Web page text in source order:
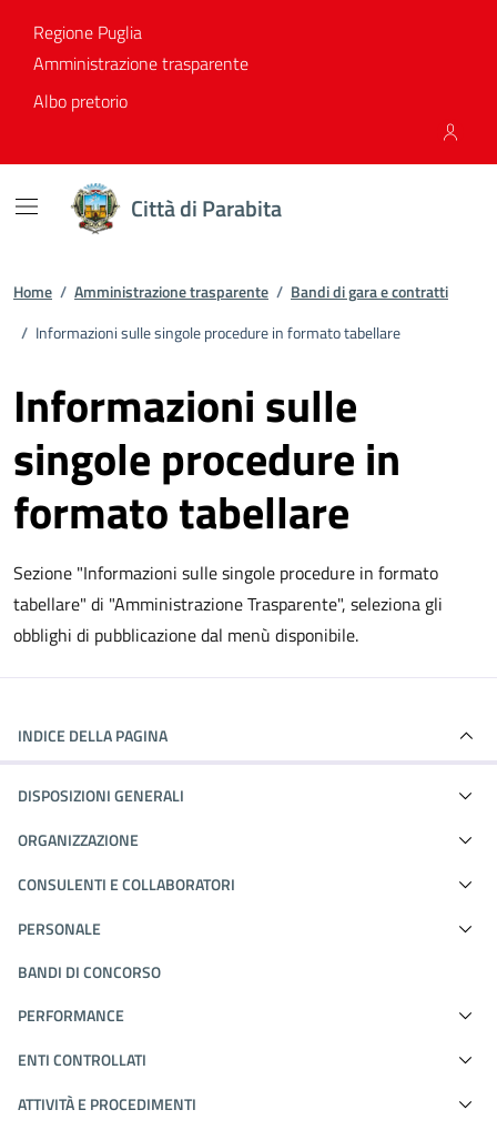
Regione Puglia
Amministrazione trasparente
Albo pretorio
Città di Parabita
Home / Amministrazione trasparente / Bandi di gara e contratti
/ Informazioni sulle singole procedure in formato tabellare
Informazioni sulle
singole procedure in
formato tabellare
Sezione "Informazioni sulle singole procedure in formato
tabellare" di "Amministrazione Trasparente", seleziona gli
obblighi di pubblicazione dal menù disponibile.
INDICE DELLA PAGINA
DISPOSIZIONI GENERALI
ORGANIZZAZIONE
CONSULENTI E COLLABORATORI
PERSONALE
BANDI DI CONCORSO
PERFORMANCE
ENTI CONTROLLATI
ATTIVITÀ E PROCEDIMENTI